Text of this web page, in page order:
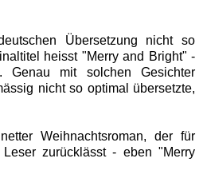
Übersetzung nicht so
heisst "Merry and Bright" -
Genau mit solchen Gesichter
nicht so optimal übersetzte,
Weihnachtsroman, der für
zurücklässt - eben "Merry